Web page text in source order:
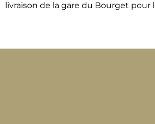
livraison de la gare du Bourget pour